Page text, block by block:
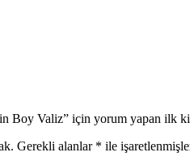
Boy Valiz” için yorum yapan ilk
Gerekli alanlar * ile